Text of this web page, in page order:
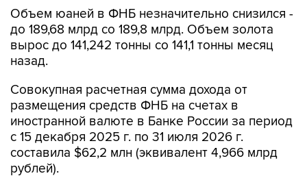
Объем юаней в ФНБ незначительно снизился -
до 189,68 млрд со 189,8 млрд. Объем золота
вырос до 141,242 тонны со 141,1 тонны месяц
назад.
Совокупная расчетная сумма дохода от
размещения средств ФНБ на счетах в
иностранной валюте в Банке России за период
с 15 декабря 2025 г. по 31 июля 2026 г.
составила $62,2 млн (эквивалент 4,966 млрд
рублей).